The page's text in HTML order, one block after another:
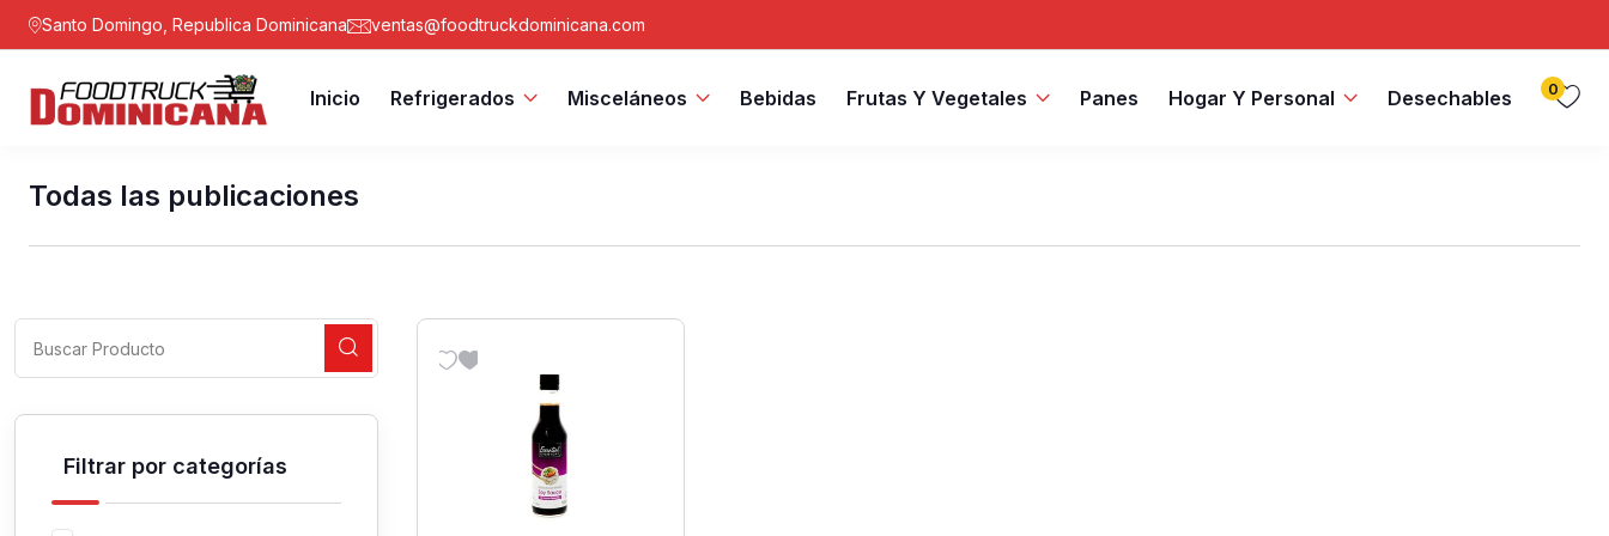
Santo Domingo, Republica Dominicana ventas@foodtruckdominicana.com
Inicio Refrigerados Misceláneos Bebidas Frutas Y Vegetales Panes Hogar Y Personal Desechables 0
Todas las publicaciones
Filtrar por categorías